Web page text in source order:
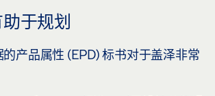
于规划
产品属性 (EPD) 标书对于盖泽非常